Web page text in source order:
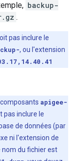
backup-
.
pas inclure le
, ou l'extension
apigee-
pas inclure le
de données (par
ni l'extension de
nom du fichier est